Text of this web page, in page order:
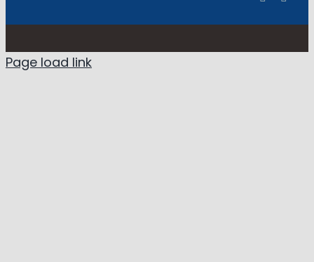
Page load link